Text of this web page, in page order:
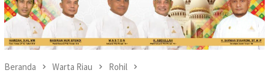
Beranda Warta Riau Rohil